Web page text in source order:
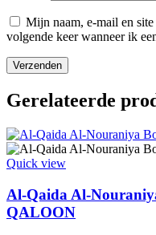
Mijn naam, e-mail en
volgende keer wanneer ik
Gerelateerde
Quick view
Al-Qaida Al-
QALOON